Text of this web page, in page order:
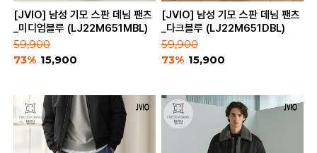
[JVIO] 남성 기모 스판 데님 팬츠
_미디엄블루 (LJ22M651MBL)
59,900
73% 15,900
[JVIO] 남성 기모 스판 데님 팬츠
_다크블루 (LJ22M651DBL)
59,900
73% 15,900